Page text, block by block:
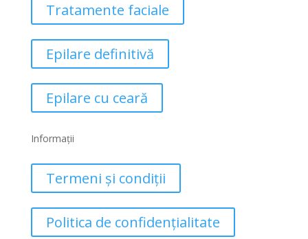
Tratamente faciale
Epilare definitivă
Epilare cu ceară
Informații
Termeni și condiții
Politica de confidențialitate